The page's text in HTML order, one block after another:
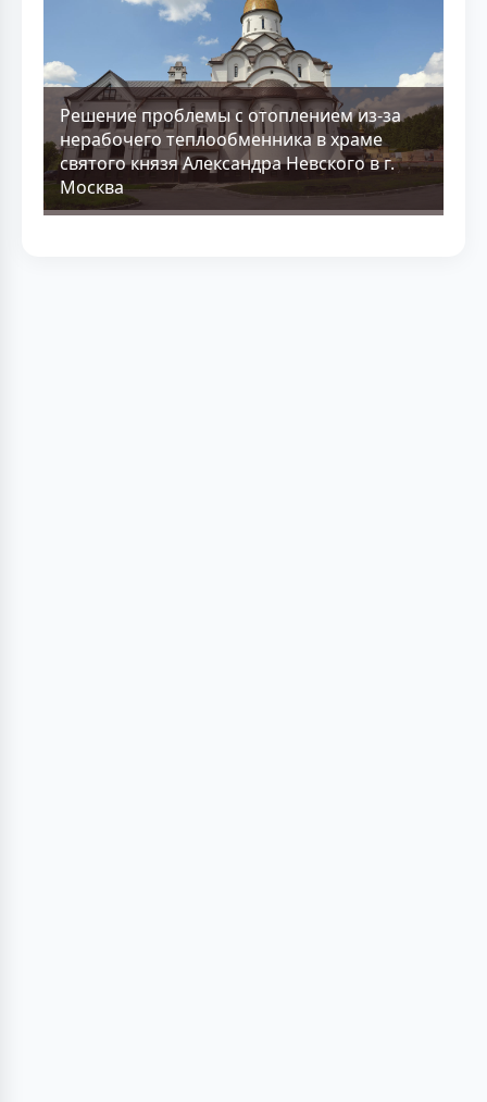
Решение проблемы с отоплением из-за
нерабочего теплообменника в храме
святого князя Александра Невского в г.
Москва